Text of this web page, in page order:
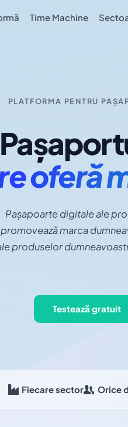
Time Machine
PLATFORMA PENTRU
oferă
Pașapoarte digitale ale
promovează marca
produselor
Testează gratuit
Fiecare sector Orice